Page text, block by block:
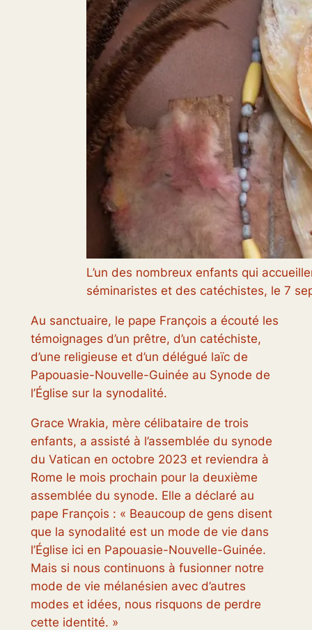
L’un des nombreux enfants qui
séminaristes et des catéchistes, le 7
Au sanctuaire, le pape François a écouté les
témoignages d’un prêtre, d’un catéchiste,
d’une religieuse et d’un délégué laïc de
Papouasie-Nouvelle-Guinée au Synode de
l’Église sur la synodalité.
Grace Wrakia, mère célibataire de trois
enfants, a assisté à l’assemblée du synode
du Vatican en octobre 2023 et reviendra à
Rome le mois prochain pour la deuxième
assemblée du synode. Elle a déclaré au
pape François : « Beaucoup de gens disent
que la synodalité est un mode de vie dans
l’Église ici en Papouasie-Nouvelle-Guinée.
Mais si nous continuons à fusionner notre
mode de vie mélanésien avec d’autres
modes et idées, nous risquons de perdre
cette identité. »